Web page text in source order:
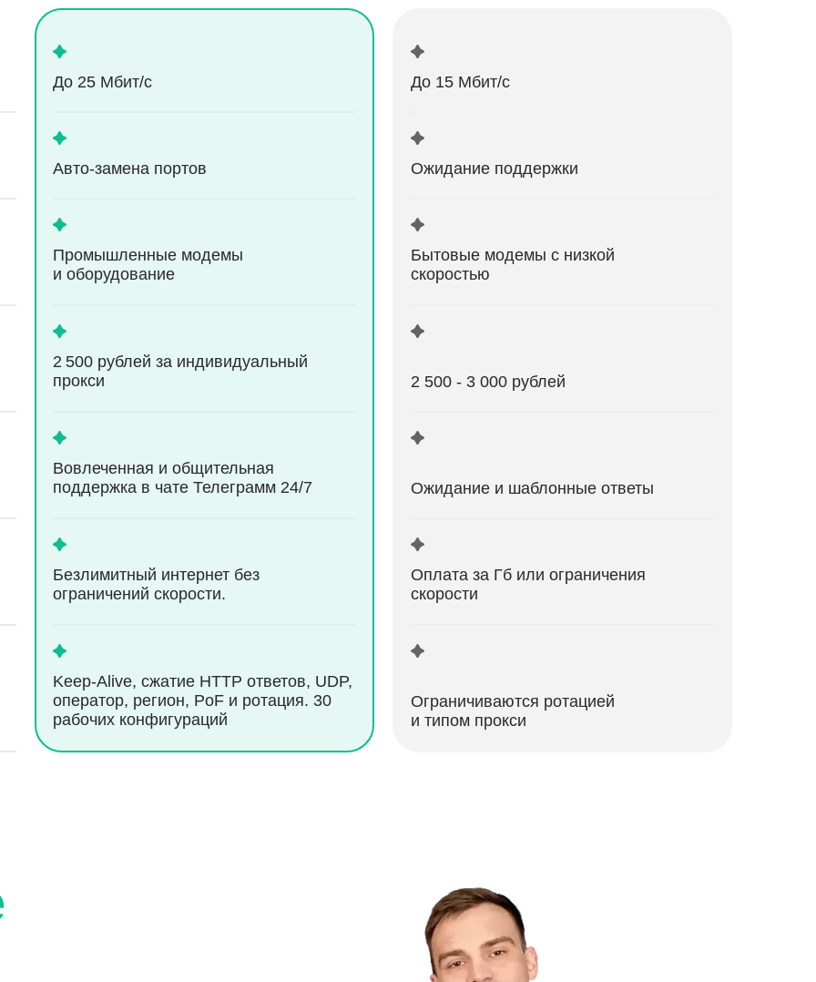
До 25 Мбит/с До 15 Мбит/с
Aвто-замена портов Ожидание поддержки
Промышленные модемы
и оборудование
Бытовые модемы с низкой
скоростью
Вовлеченная и общительная
поддержка в чате Телеграмм 24/7
2 500 рублей за индивидуальный
прокси
2 500 - 3 000 рублей
Ожидание и шаблонные ответы
Безлимитный интернет без
ограничений скорости.
Оплата за Гб или ограничения
скорости
Keep-Alive, сжатие HTTP ответов, UDP,
оператор, регион, PoF и ротация. 30
рабочих конфигураций
Ограничиваются ротацией
и типом прокси